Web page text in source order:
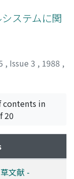
ステムに関
, Issue 3 , 1988 ,
contents in
20
文献 -